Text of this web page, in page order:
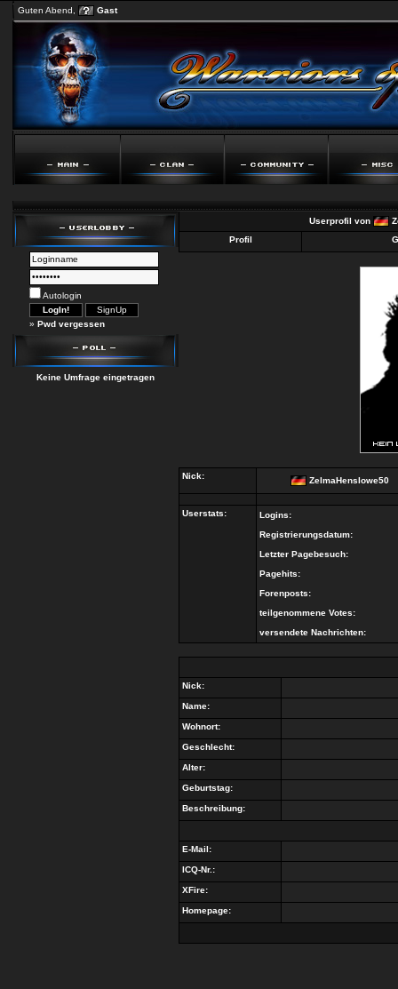
Guten Abend, Gast
Autologin
» Pwd vergessen
Keine Umfrage eingetragen
Userprofil von
Profil
Nick: ZelmaHenslowe50
Userstats:
Logins:
Registrierungsdatum:
Letzter Pagebesuch:
Pagehits:
Forenposts:
teilgenommene Votes:
versendete Nachrichten:
Nick:
Name:
Wohnort:
Geschlecht:
Alter:
Geburtstag:
Beschreibung:
E-Mail:
ICQ-Nr.:
XFire:
Homepage: